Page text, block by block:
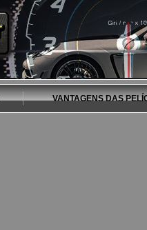
VANTAGENS DAS